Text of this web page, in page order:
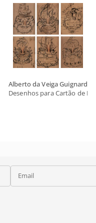
Alberto da Veiga Guignard
Desenhos para Cartão de
Email